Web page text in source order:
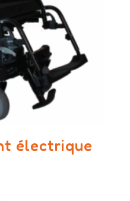
électrique